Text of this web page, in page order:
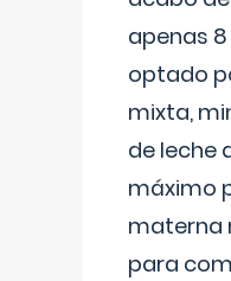
apenas
optado
mixta,
de leche
máximo
materna
para